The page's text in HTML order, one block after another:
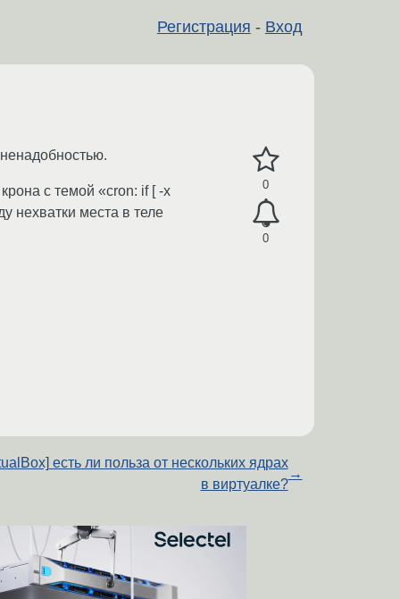
Регистрация - Вход
0
0
с темой «cron: if [ -x
нехватки места в теле
есть ли польза от нескольких ядрах
в виртуалке?
→